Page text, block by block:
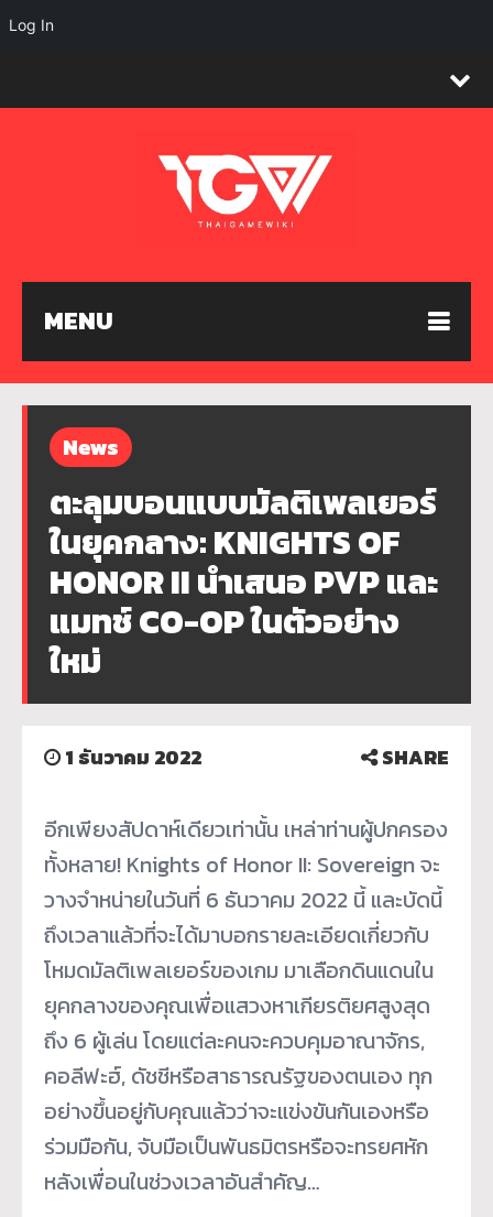
MENU
News
ตะลุมบอนแบบมัลติเพลเยอร์
ในยุคกลาง: KNIGHTS OF
HONOR II นำเสนอ PVP และ
แมทช์ CO-OP ในตัวอย่าง
ใหม่
1 ธันวาคม 2022 SHARE
อีกเพียงสัปดาห์เดียวเท่านั้น เหล่าท่านผู้ปกครอง
ทั้งหลาย! Knights of Honor II: Sovereign จะ
วางจำหน่ายในวันที่ 6 ธันวาคม 2022 นี้ และบัดนี้
ถึงเวลาแล้วที่จะได้มาบอกรายละเอียดเกี่ยวกับ
โหมดมัลติเพลเยอร์ของเกม มาเลือกดินแดนใน
ยุคกลางของคุณเพื่อแสวงหาเกียรติยศสูงสุด
ถึง 6 ผู้เล่น โดยแต่ละคนจะควบคุมอาณาจักร,
คอลีฟะฮ์, ดัชชีหรือสาธารณรัฐของตนเอง ทุก
อย่างขึ้นอยู่กับคุณแล้วว่าจะแข่งขันกันเองหรือ
ร่วมมือกัน, จับมือเป็นพันธมิตรหรือจะทรยศหัก
หลังเพื่อนในช่วงเวลาอันสำคัญ…
Log In